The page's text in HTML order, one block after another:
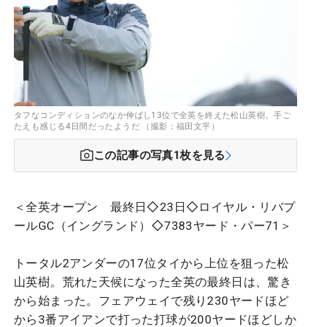
タフなコンディションのなか伸ばし13位で全英を終えた松山英樹。手ご
たえも感じる4日間だったようだ （撮影：福田文平）
この記事の写真1枚を見る
＜全英オープン 最終日◇23日◇ロイヤル・リバプ
ールGC（イングランド）◇7383ヤード・パー71＞
トータル2アンダーの17位タイから上位を狙った松
山英樹。荒れた天候になった全英の最終日は、驚き
から始まった。フェアウェイで残り230ヤードほど
から3番アイアンで打った打球が200ヤードほどしか